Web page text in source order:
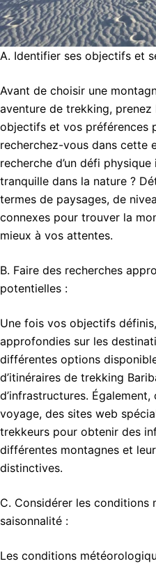
A. Identifier ses objectifs et
Avant de choisir une
aventure de trekking, prenez
objectifs et vos préférences
recherchez-vous dans cette
recherche d’un défi
tranquille dans la nature ?
termes de paysages, de
connexes pour trouver la
mieux à vos attentes.
B. Faire des recherches
potentielles :
Une fois vos objectifs
approfondies sur les
différentes options
d’itinéraires de trekking
d’infrastructures.
voyage, des sites web
trekkeurs pour obtenir des
différentes montagnes et
distinctives.
C. Considérer les conditions
saisonnalité :
Les conditions